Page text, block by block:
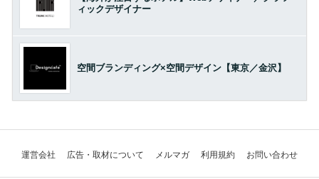
ィックデザイナー
空間ブランディング×空間デザイン【東京／金沢】
運営会社 広告・取材について メルマガ 利用規約 お問い合わせ